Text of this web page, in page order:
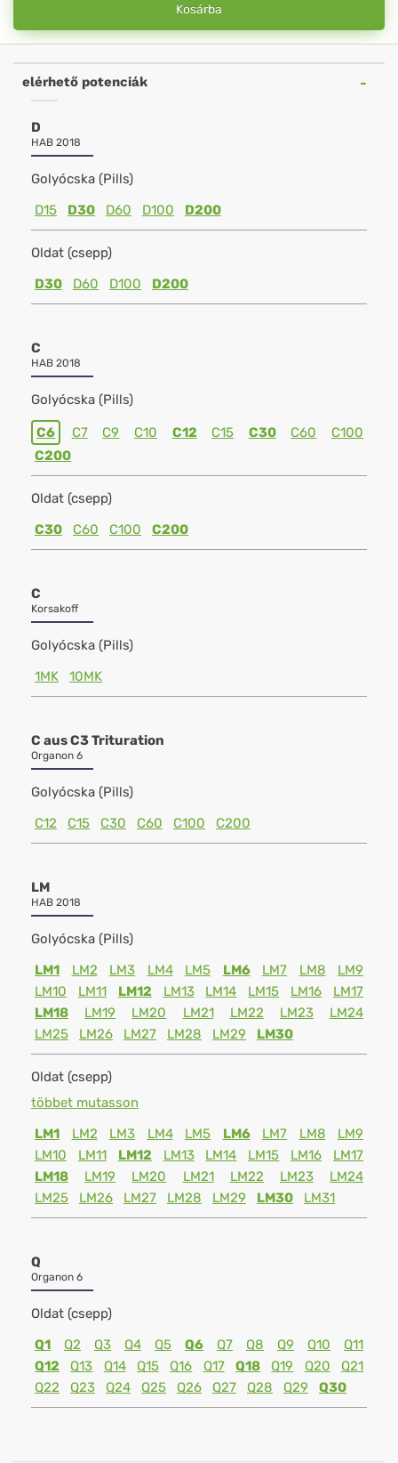
Kosárba
elérhető potenciák
D
HAB 2018
Golyócska (Pills)
D15
D30 D60 D100 D200
Oldat (csepp)
D30
D60 D100 D200
C
HAB 2018
Golyócska (Pills)
C6 C7 C9 C10 C12 C15 C30 C60
C100
C200
Oldat (csepp)
C30
C60 C100 C200
C
Korsakoff
Golyócska (Pills)
1MK
10MK
C aus C3 Trituration
Organon 6
Golyócska (Pills)
C12
C15 C30 C60 C100 C200
LM
HAB 2018
Golyócska (Pills)
LM1
LM2 LM3 LM4 LM5 LM6 LM7 LM8
LM9
LM10
LM11 LM12 LM13 LM14 LM15 LM16
LM17
LM18
LM19 LM20 LM21 LM22 LM23
LM24
LM25
LM26 LM27 LM28 LM29 LM30
Oldat (csepp)
többet mutasson
LM1
LM2 LM3 LM4 LM5 LM6 LM7 LM8
LM9
LM10
LM11 LM12 LM13 LM14 LM15 LM16
LM17
LM18
LM19 LM20 LM21 LM22 LM23
LM24
LM25
LM26 LM27 LM28 LM29 LM30 LM31
Q
Organon 6
Oldat (csepp)
Q1
Q2 Q3 Q4 Q5 Q6 Q7 Q8 Q9 Q10
Q11
Q12
Q13 Q14 Q15 Q16 Q17 Q18 Q19 Q20
Q21
Q22
Q23 Q24 Q25 Q26 Q27 Q28 Q29 Q30